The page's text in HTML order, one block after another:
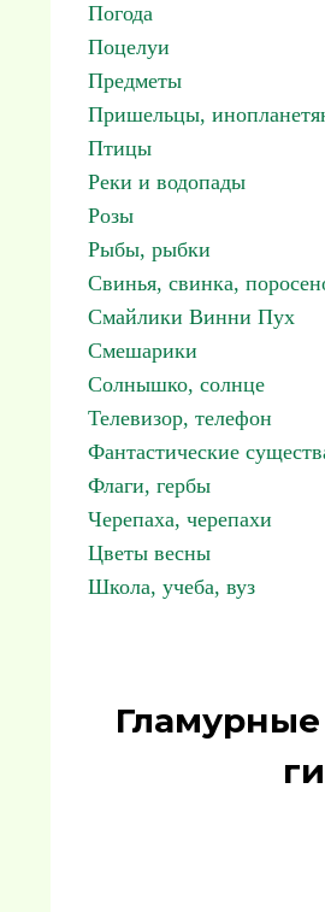
Погода
Поцелуи
Предметы
Пришельцы,
Птицы
Реки и водопады
Розы
Рыбы, рыбки
Свинья, свинка,
Смайлики Винни Пух
Смешарики
Солнышко, солнце
Телевизор, телефон
Фантастические
Флаги, гербы
Черепаха, черепахи
Цветы весны
Школа, учеба, вуз